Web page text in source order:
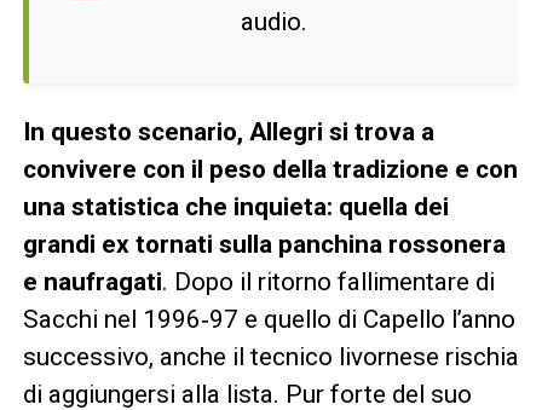
audio.
In questo scenario, Allegri si trova a
convivere con il peso della tradizione e con
una statistica che inquieta: quella dei
grandi ex tornati sulla panchina rossonera
e naufragati. Dopo il ritorno fallimentare di
Sacchi nel 1996‑97 e quello di Capello l’anno
successivo, anche il tecnico livornese rischia
di aggiungersi alla lista. Pur forte del suo